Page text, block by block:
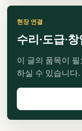
현장 연결
수리·도급·
이 글의 품목이
하실 수 있습니다.